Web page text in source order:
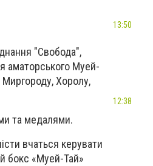
"Свобода",
аматорського Муей-
Миргороду, Хоролу,
та медалями.
вчаться керувати
бокс «Муей-Тай»
13:50
12:38